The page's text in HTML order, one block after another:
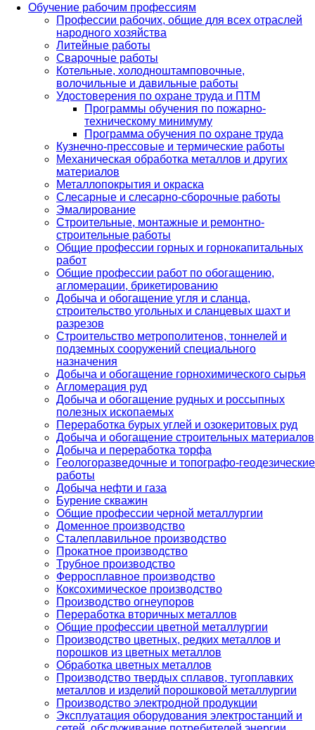
Обучение рабочим профессиям
Профессии рабочих, общие для всех отраслей
народного хозяйства
Литейные работы
Сварочные работы
Котельные, холодноштамповочные,
волочильные и давильные работы
Удостоверения по охране труда и ПТМ
Программы обучения по пожарно-
техническому минимуму
Программа обучения по охране труда
Кузнечно-прессовые и термические работы
Механическая обработка металлов и других
материалов
Металлопокрытия и окраска
Слесарные и слесарно-сборочные работы
Эмалирование
Строительные, монтажные и ремонтно-
строительные работы
Общие профессии горных и горнокапитальных
работ
Общие профессии работ по обогащению,
агломерации, брикетированию
Добыча и обогащение угля и сланца,
строительство угольных и сланцевых шахт и
разрезов
Строительство метрополитенов, тоннелей и
подземных сооружений специального
назначения
Добыча и обогащение горнохимического сырья
Агломерация руд
Добыча и обогащение рудных и россыпных
полезных ископаемых
Переработка бурых углей и озокеритовых руд
Добыча и обогащение строительных материалов
Добыча и переработка торфа
Геологоразведочные и топографо-геодезические
работы
Добыча нефти и газа
Бурение скважин
Общие профессии черной металлургии
Доменное производство
Сталеплавильное производство
Прокатное производство
Трубное производство
Ферросплавное производство
Коксохимическое производство
Производство огнеупоров
Переработка вторичных металлов
Общие профессии цветной металлургии
Производство цветных, редких металлов и
порошков из цветных металлов
Обработка цветных металлов
Производство твердых сплавов, тугоплавких
металлов и изделий порошковой металлургии
Производство электродной продукции
Эксплуатация оборудования электростанций и